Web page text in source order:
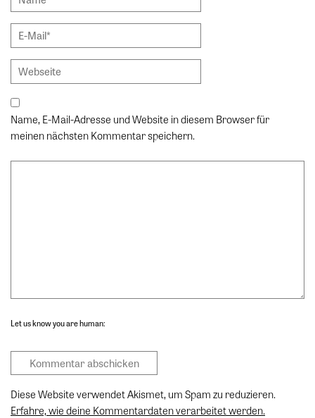
Name, E-Mail-Adresse und Website in diesem Browser für
meinen nächsten Kommentar speichern.
Let us know you are human:
Diese Website verwendet Akismet, um Spam zu reduzieren.
Erfahre, wie deine Kommentardaten verarbeitet werden.